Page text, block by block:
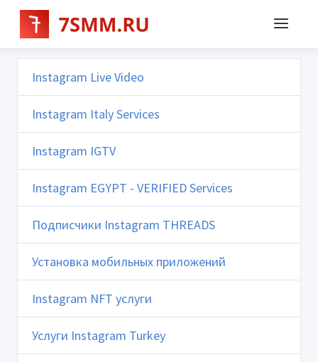
Instagram Live Video
Instagram Italy Services
Instagram IGTV
Instagram EGYPT - VERIFIED Services
Подписчики Instagram THREADS
Установка мобильных приложений
Instagram NFT услуги
Услуги Instagram Turkey